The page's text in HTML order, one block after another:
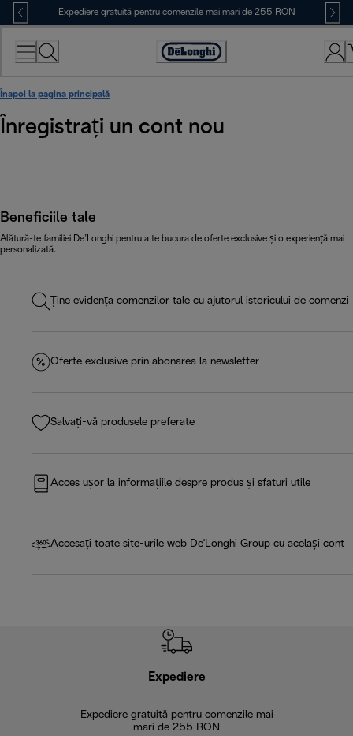
Skip
to
Content
Expediere gratuită pentru comenzile mai mari de 255 RON
Accessibility
Înapoi la pagina principală
Înregistrați un cont nou
Beneficiile tale
Alătură-te familiei De’Longhi pentru a te bucura de oferte exclusive și o experiență mai
personalizată.
Ține evidența comenzilor tale cu ajutorul istoricului de comenzi
Oferte exclusive prin abonarea la newsletter
Salvați-vă produsele preferate
Acces ușor la informațiile despre produs și sfaturi utile
Accesați toate site-urile web De'Longhi Group cu același cont
Expediere
Expediere gratuită pentru comenzile mai
mari de 255 RON